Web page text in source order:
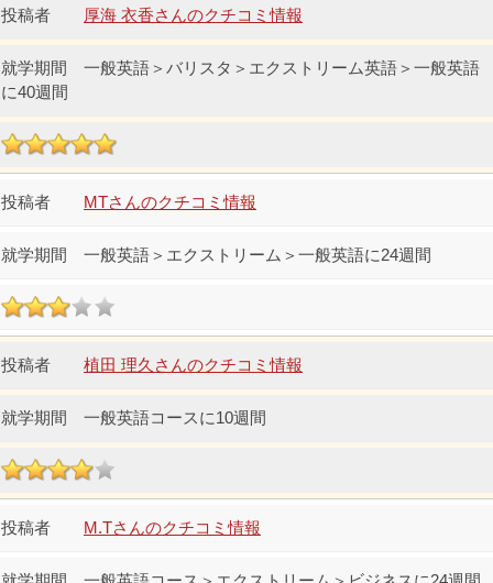
厚海 衣香さんのクチコミ情報
一般英語＞バリスタ＞エクストリーム英語＞一般英語
に40週間
MTさんのクチコミ情報
一般英語＞エクストリーム＞一般英語に24週間
植田 理久さんのクチコミ情報
一般英語コースに10週間
M.Tさんのクチコミ情報